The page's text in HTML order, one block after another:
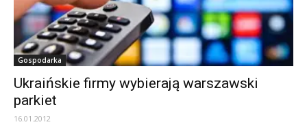
Gospodarka
Ukraińskie firmy wybierają warszawski
parkiet
16.01.2012